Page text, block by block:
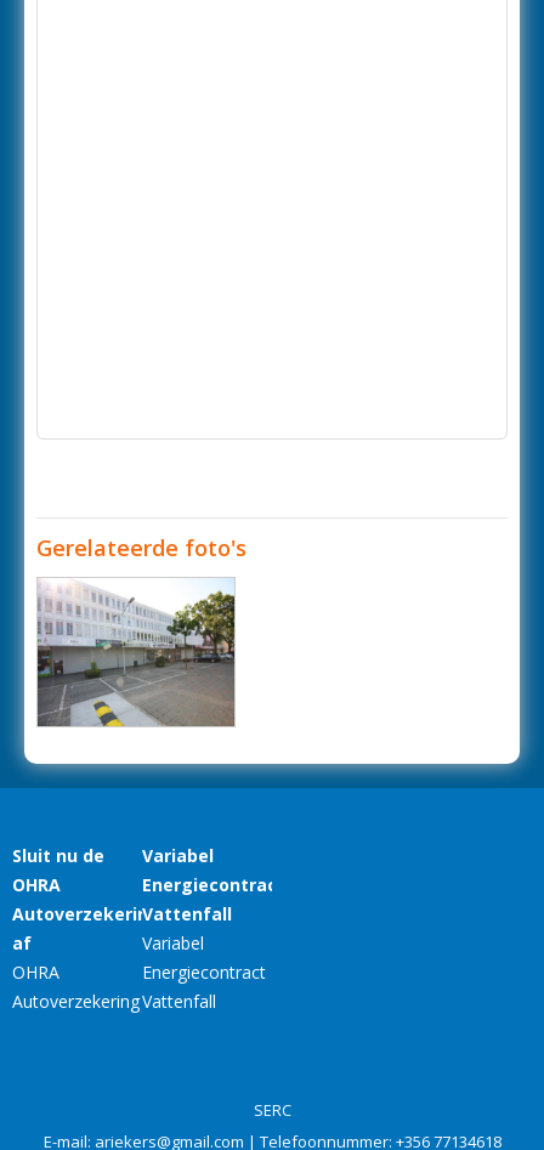
Gerelateerde foto's
SERC
E-mail: ariekers@gmail.com | Telefoonnummer: +356 77134618